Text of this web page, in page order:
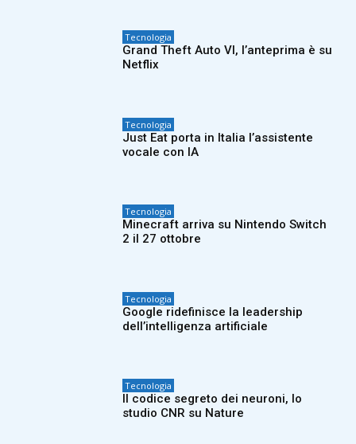
Tecnologia
Grand Theft Auto VI, l’anteprima è su
Netflix
Tecnologia
Just Eat porta in Italia l’assistente
vocale con IA
Tecnologia
Minecraft arriva su Nintendo Switch
2 il 27 ottobre
Tecnologia
Google ridefinisce la leadership
dell’intelligenza artificiale
Tecnologia
Il codice segreto dei neuroni, lo
studio CNR su Nature